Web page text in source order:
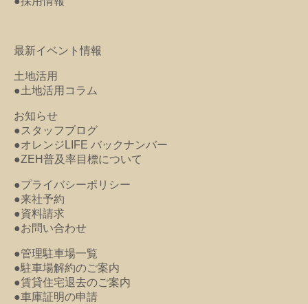
最新イベント情報
土地活用
●土地活用コラム
お知らせ
●スタッフブログ
●オレンジLIFE バックナンバー
●ZEH普及率目標について
●プライバシーポリシー
●来社予約
●資料請求
●お問い合わせ
●管理駐車場一覧
●駐車場解約のご案内
●賃貸住宅退去のご案内
●車庫証明の申請